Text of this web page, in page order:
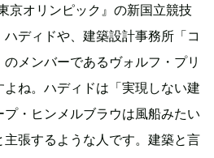
京オリンピック』の新国立競技
ディドや、建築設計事務所「コ
メンバーであるヴォルフ・プリ
ね。ハディドは「実現しない建
・ヒンメルブラウは風船みたい
張するような人です。建築と言